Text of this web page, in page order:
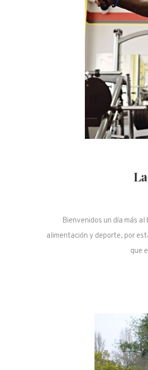
Bienvenidos un día más
alimentación y deporte, por
que